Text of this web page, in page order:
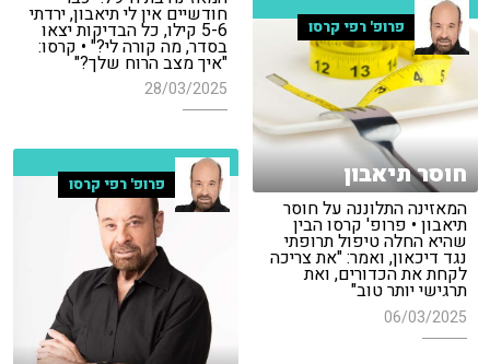
חודשיים אין לי תיאבון, ירדתי
5-6 קילו, כל הבדיקות יצאו
בסדר, מה קורה לי?" • קרסו:
"איך מצב הרוח שלך?"
28/03/2025
פרופ' רפי קרסו
חוסר תיאבון
המאזינה התלוננה על חוסר
תיאבון • פרופ' קרסו הבין
שהיא החלה טיפול תרופתי
נגד דיכאון, ואמר: "את צריכה
לקחת את הכדורים, ואת
תרגישי יותר טוב"
06/03/2025
פרופ' רפי קרסו